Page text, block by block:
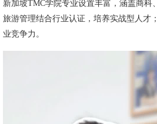
新加坡TMC学院专业设置丰富，涵盖商
旅游管理结合行业认证，培养实战型人才
业竞争力。